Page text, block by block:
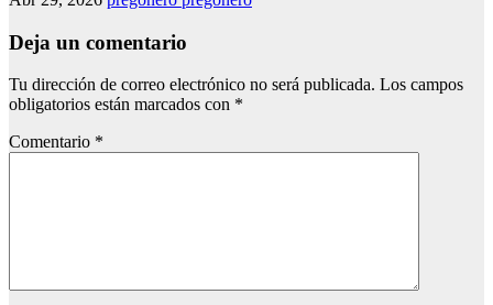
Deja un comentario
Tu dirección de correo electrónico no será publicada. Los campos
obligatorios están marcados con *
Comentario *